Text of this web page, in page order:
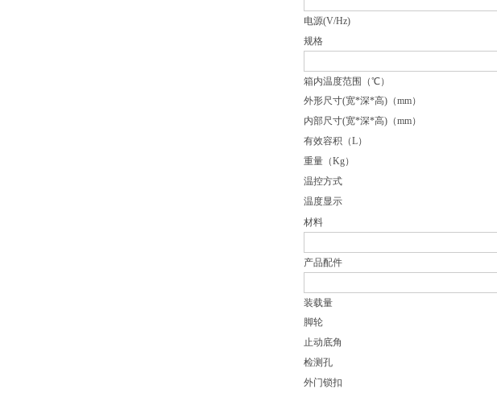
电源(V/Hz)
规格
箱内温度范围（℃）
外形尺寸(宽*深*高)（mm）
内部尺寸(宽*深*高)（mm）
有效容积（L）
重量（Kg）
温控方式
温度显示
材料
产品配件
装载量
脚轮
止动底角
检测孔
外门锁扣